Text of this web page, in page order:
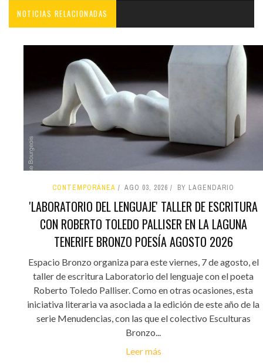
NOTICIAS RELACIONADAS
CONTEMPORÁNEA AGO 03, 2026 BY LAGENDARIO
'LABORATORIO DEL LENGUAJE' TALLER DE ESCRITURA
CON ROBERTO TOLEDO PALLISER EN LA LAGUNA
TENERIFE BRONZO POESÍA AGOSTO 2026
Espacio Bronzo organiza para este viernes, 7 de agosto, el
taller de escritura Laboratorio del lenguaje con el poeta
Roberto Toledo Palliser. Como en otras ocasiones, esta
iniciativa literaria va asociada a la edición de este año de la
serie Menudencias, con las que el colectivo Esculturas
Bronzo...
Leer más